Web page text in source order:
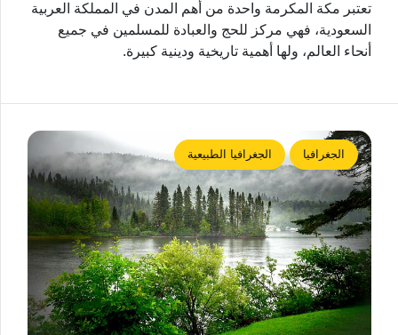
تعتبر مكة المكرمة واحدة من أهم المدن في المملكة العربية
السعودية، فهي مركز للحج والعبادة للمسلمين في جميع
أنحاء العالم، ولها أهمية تاريخية ودينية كبيرة.
الجغرافيا الجغرافيا الطبيعية